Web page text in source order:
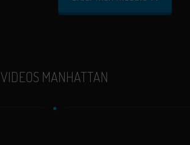
VIDEOS MANHATTAN